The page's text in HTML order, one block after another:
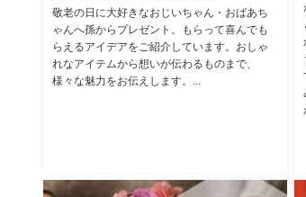
敬老の日に大好きなおじいちゃん・おばあち
ゃんへ孫からプレゼント。もらって喜んでも
らえるアイデアをご紹介しています。おしゃ
れなアイテムから想いが伝わるものまで、
様々な魅力をお伝えします。...